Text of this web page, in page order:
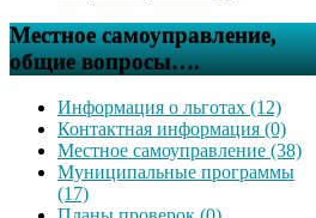
Местное самоуправление,
общие вопросы….
Информация о льготах (12)
Контактная информация (0)
Местное самоуправление (38)
Муниципальные программы
(17)